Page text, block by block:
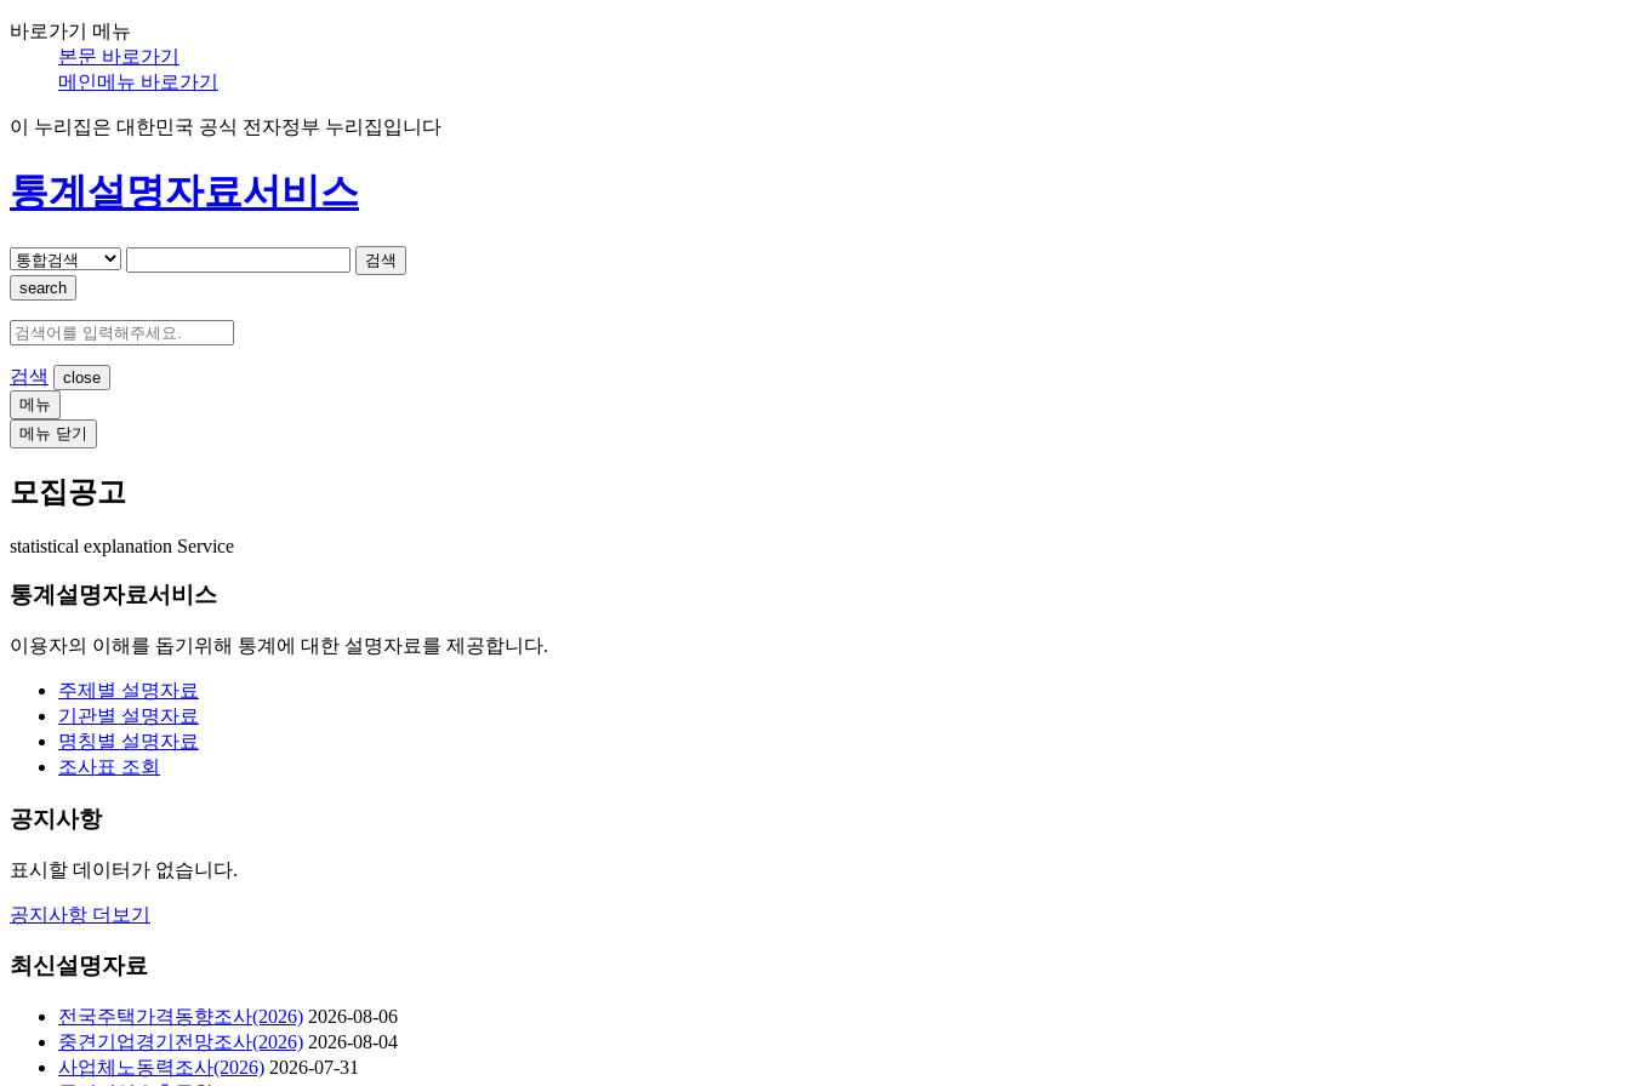
바로가기 메뉴
본문 바로가기
메인메뉴 바로가기
이 누리집은 대한민국 공식 전자정부 누리집입니다
통계설명자료서비스
검색
search
검색
메뉴
메뉴 닫기
모집공고
statistical explanation Service
통계설명자료서비스
이용자의 이해를 돕기위해 통계에 대한 설명자료를 제공합니다.
주제별 설명자료
기관별 설명자료
명칭별 설명자료
조사표 조회
공지사항
표시할 데이터가 없습니다.
공지사항 더보기
최신설명자료
전국주택가격동향조사(2026) 2026-08-06
중견기업경기전망조사(2026) 2026-08-04
사업체노동력조사(2026) 2026-07-31